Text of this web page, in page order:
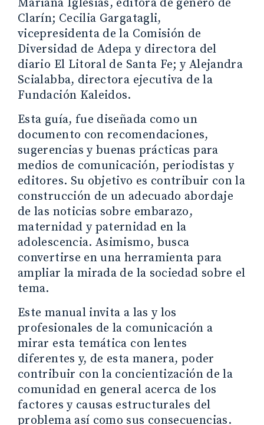
Mariana Iglesias, editora de género de
Clarín; Cecilia Gargatagli,
vicepresidenta de la Comisión de
Diversidad de Adepa y directora del
diario El Litoral de Santa Fe; y Alejandra
Scialabba, directora ejecutiva de la
Fundación Kaleidos.
Esta guía, fue diseñada como un
documento con recomendaciones,
sugerencias y buenas prácticas para
medios de comunicación, periodistas y
editores. Su objetivo es contribuir con la
construcción de un adecuado abordaje
de las noticias sobre embarazo,
maternidad y paternidad en la
adolescencia. Asimismo, busca
convertirse en una herramienta para
ampliar la mirada de la sociedad sobre el
tema.
Este manual invita a las y los
profesionales de la comunicación a
mirar esta temática con lentes
diferentes y, de esta manera, poder
contribuir con la concientización de la
comunidad en general acerca de los
factores y causas estructurales del
problema así como sus consecuencias.